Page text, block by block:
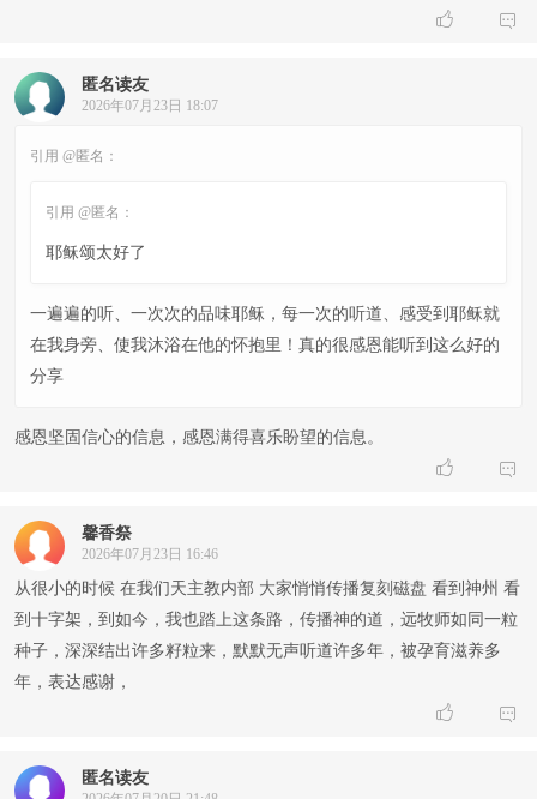
 
匿名读友
2026年07月23日 18:07
引用 @匿名：
引用 @匿名：
耶稣颂太好了
一遍遍的听、一次次的品味耶稣，每一次的听道、感受到耶稣就
在我身旁、使我沐浴在他的怀抱里！真的很感恩能听到这么好的
分享
感恩坚固信心的信息，感恩满得喜乐盼望的信息。
 
馨香祭
2026年07月23日 16:46
从很小的时候 在我们天主教内部 大家悄悄传播复刻磁盘 看到神州 看
到十字架，到如今，我也踏上这条路，传播神的道，远牧师如同一粒
种子，深深结出许多籽粒来，默默无声听道许多年，被孕育滋养多
年，表达感谢，
 
匿名读友